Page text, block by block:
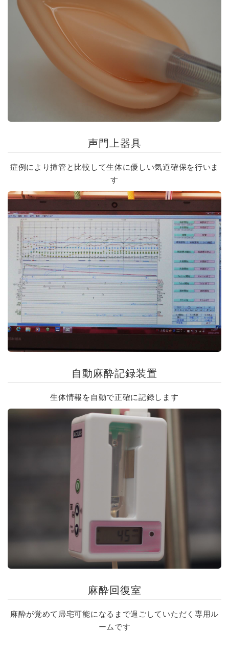
声門上器具
症例により挿管と比較して生体に優しい気道確保を行いま
す
自動麻酔記録装置
生体情報を自動で正確に記録します
麻酔回復室
麻酔が覚めて帰宅可能になるまで過ごしていただく専用ル
ームです